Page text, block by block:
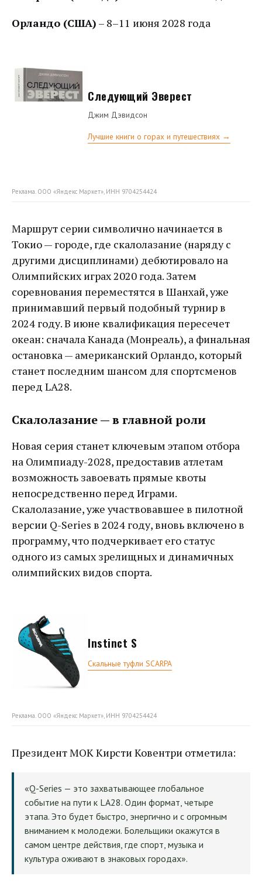
Орландо (США) – 8–11 июня 2028 года
Следующий Эверест
Джим Дэвидсон
Лучшие книги о горах и путешествиях →
Реклама. ООО «Яндекс Маркет», ИНН 9704254424
Маршрут серии символично начинается в
Токио — городе, где скалолазание (наряду с
другими дисциплинами) дебютировало на
Олимпийских играх 2020 года. Затем
соревнования переместятся в Шанхай, уже
принимавший первый подобный турнир в
2024 году. В июне квалификация пересечет
океан: сначала Канада (Монреаль), а финальная
остановка — американский Орландо, который
станет последним шансом для спортсменов
перед LA28.
Скалолазание — в главной роли
Новая серия станет ключевым этапом отбора
на Олимпиаду-2028, предоставив атлетам
возможность завоевать прямые квоты
непосредственно перед Играми.
Скалолазание, уже участвовавшее в пилотной
версии Q-Series в 2024 году, вновь включено в
программу, что подчеркивает его статус
одного из самых зрелищных и динамичных
олимпийских видов спорта.
Instinct S
Скальные туфли SCARPA
Реклама. ООО «Яндекс Маркет», ИНН 9704254424
Президент МОК Кирсти Ковентри отметила:
«Q-Series — это захватывающее глобальное
событие на пути к LA28. Один формат, четыре
этапа. Это будет быстро, энергично и с огромным
вниманием к молодежи. Болельщики окажутся в
самом центре действия, где спорт, музыка и
культура оживают в знаковых городах».